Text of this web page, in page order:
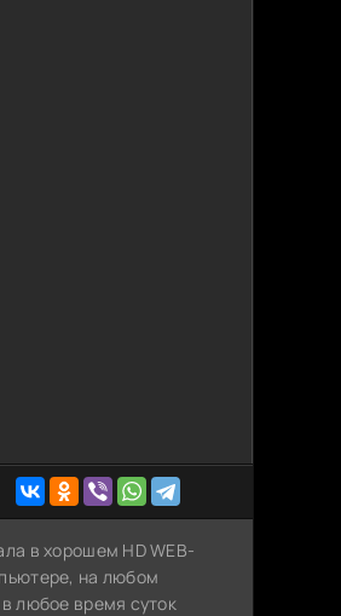
в хорошем HD WEB-
на любом
любое время суток